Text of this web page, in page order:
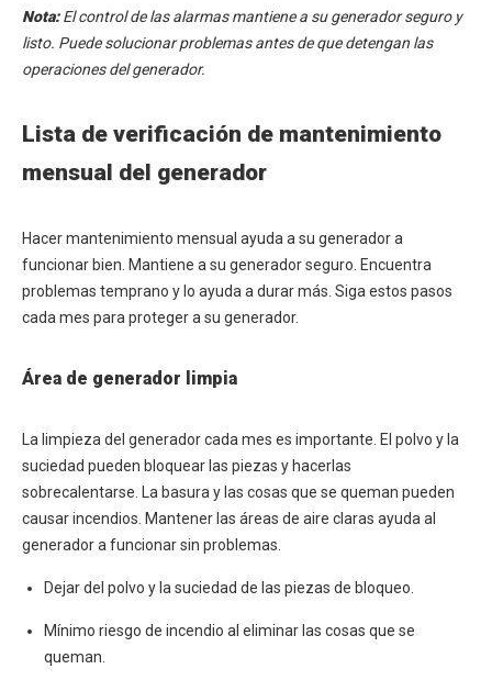
Nota:El control de las alarmas mantiene a su generador seguro y
listo. Puede solucionar problemas antes de que detengan las
operaciones del generador.
Lista de verificación de mantenimiento
mensual del generador
Hacer mantenimiento mensual ayuda a su generador a
funcionar bien. Mantiene a su generador seguro. Encuentra
problemas temprano y lo ayuda a durar más. Siga estos pasos
cada mes para proteger a su generador.
Área de generador limpia
La limpieza del generador cada mes es importante. El polvo y la
suciedad pueden bloquear las piezas y hacerlas
sobrecalentarse. La basura y las cosas que se queman pueden
causar incendios. Mantener las áreas de aire claras ayuda al
generador a funcionar sin problemas.
Dejar del polvo y la suciedad de las piezas de bloqueo.
Mínimo riesgo de incendio al eliminar las cosas que se
queman.